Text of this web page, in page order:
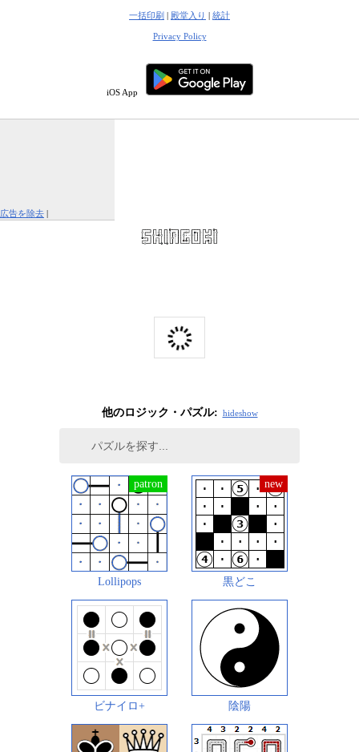
一括印刷 | 殿堂入り | 統計
Privacy Policy
iOS App
広告を除去 |
他のロジック・パズル: hideshow
Lollipops 黒どこ
ビナイロ+ 陰陽